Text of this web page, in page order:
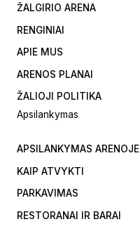
ŽALGIRIO ARENA
RENGINIAI
APIE MUS
ARENOS PLANAI
ŽALIOJI POLITIKA
Apsilankymas
APSILANKYMAS ARENOJE
KAIP ATVYKTI
PARKAVIMAS
RESTORANAI IR BARAI